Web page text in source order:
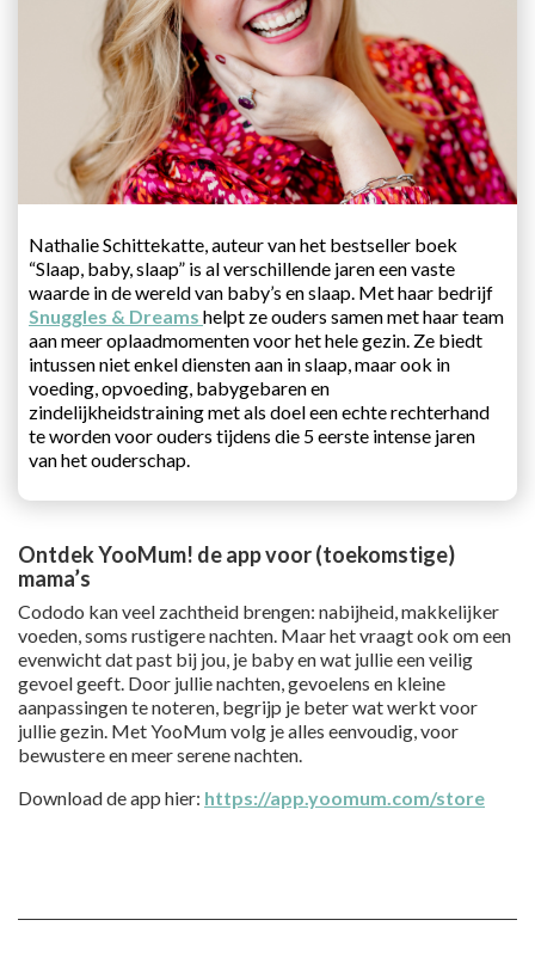
Nathalie Schittekatte, auteur van het bestseller boek
“Slaap, baby, slaap” is al verschillende jaren een vaste
waarde in de wereld van baby’s en slaap. Met haar bedrijf
Snuggles & Dreams helpt ze ouders samen met haar team
aan meer oplaadmomenten voor het hele gezin. Ze biedt
intussen niet enkel diensten aan in slaap, maar ook in
voeding, opvoeding, babygebaren en
zindelijkheidstraining met als doel een echte rechterhand
te worden voor ouders tijdens die 5 eerste intense jaren
van het ouderschap.
Ontdek YooMum! de app voor (toekomstige)
mama’s
Cododo kan veel zachtheid brengen: nabijheid, makkelijker
voeden, soms rustigere nachten. Maar het vraagt ook om een
evenwicht dat past bij jou, je baby en wat jullie een veilig
gevoel geeft. Door jullie nachten, gevoelens en kleine
aanpassingen te noteren, begrijp je beter wat werkt voor
jullie gezin. Met YooMum volg je alles eenvoudig, voor
bewustere en meer serene nachten.
Download de app hier: https://app.yoomum.com/store